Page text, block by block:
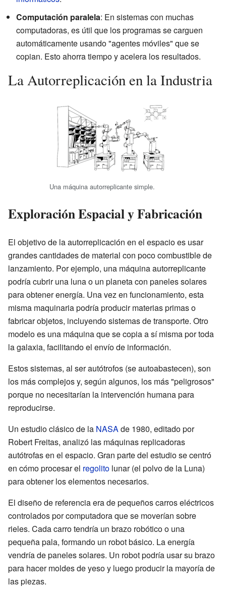
Computación paralela: En sistemas con muchas
computadoras, es útil que los programas se carguen
automáticamente usando "agentes móviles" que se
copian. Esto ahorra tiempo y acelera los resultados.
La Autorreplicación en la Industria
Una máquina autorreplicante simple.
Exploración Espacial y Fabricación
El objetivo de la autorreplicación en el espacio es usar
grandes cantidades de material con poco combustible de
lanzamiento. Por ejemplo, una máquina autorreplicante
podría cubrir una luna o un planeta con paneles solares
para obtener energía. Una vez en funcionamiento, esta
misma maquinaria podría producir materias primas o
fabricar objetos, incluyendo sistemas de transporte. Otro
modelo es una máquina que se copia a sí misma por toda
la galaxia, facilitando el envío de información.
Estos sistemas, al ser autótrofos (se autoabastecen), son
los más complejos y, según algunos, los más "peligrosos"
porque no necesitarían la intervención humana para
reproducirse.
Un estudio clásico de la NASAde 1980, editado por
Robert Freitas, analizó las máquinas replicadoras
autótrofas en el espacio. Gran parte del estudio se centró
en cómo procesar el regolito lunar (el polvo de la Luna)
para obtener los elementos necesarios.
El diseño de referencia era de pequeños carros eléctricos
controlados por computadora que se moverían sobre
rieles. Cada carro tendría un brazo robótico o una
pequeña pala, formando un robot básico. La energía
vendría de paneles solares. Un robot podría usar su brazo
para hacer moldes de yeso y luego producir la mayoría de
las piezas.